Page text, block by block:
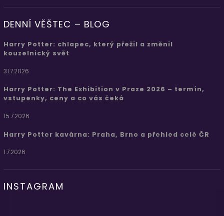
DENNÍ VĚŠTEC – BLOG
Harry Potter: chlapec, který přežil a změnil
kouzelnický svět
31.7.2026
Harry Potter: The Exhibition v Praze 2026 – termín,
vstupenky, ceny a co vás čeká
15.7.2026
Harry Potter kavárna: Praha, Brno a přehled celé ČR
1.7.2026
INSTAGRAM